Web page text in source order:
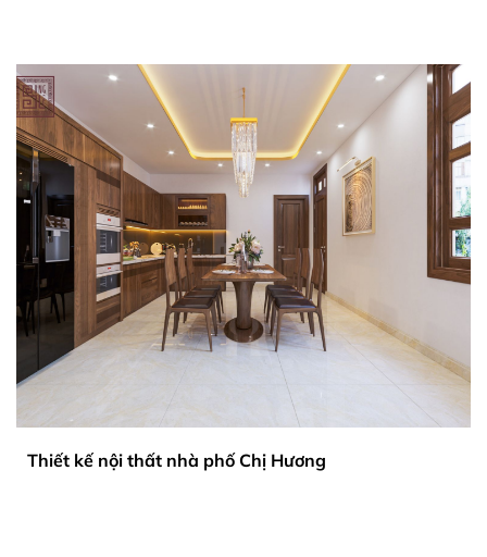
Thiết kế nội thất nhà phố Chị Hương